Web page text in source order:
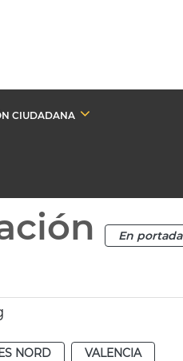
CIUDADANA
En portada
NORD
VALENCIA